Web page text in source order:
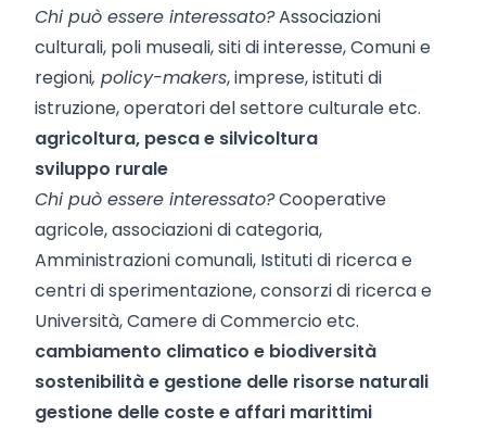
Chi può essere interessato?Associazioni
culturali, poli museali, siti di interesse, Comuni e
regioni, policy-makers, imprese, istituti di
istruzione, operatori del settore culturale etc.
agricoltura, pesca e silvicoltura
sviluppo rurale
Chi può essere interessato?Cooperative
agricole, associazioni di categoria,
Amministrazioni comunali, Istituti di ricerca e
centri di sperimentazione, consorzi di ricerca e
Università, Camere di Commercio etc.
cambiamento climatico e biodiversità
sostenibilità e gestione delle risorse naturali
gestione delle coste e affari marittimi